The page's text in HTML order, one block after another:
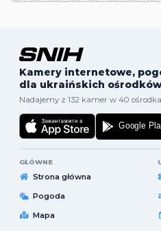
Kamery internetowe,
dla ukraińskich
Nadajemy z 132 kamer w 40
GŁÓWNE
Strona główna
Pogoda
Mapa